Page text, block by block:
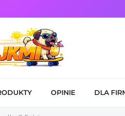
OPINIE DLA